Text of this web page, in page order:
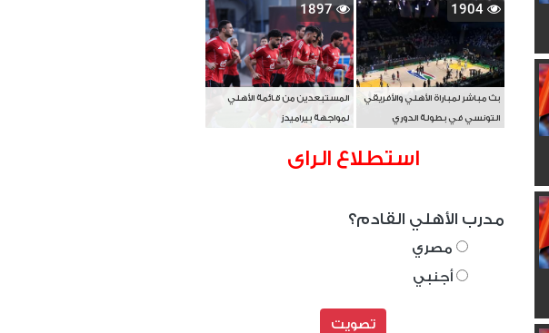
1904
بث مباشر لمباراة الأهلي والأفريقي
التونسي في بطولة الدوري
1897
المستبعدين من قائمة الأهلي
لمواجهة بيراميدز
استطلاع الراى
مدرب الأهلي القادم؟
مصري
أجنبي
تصويت